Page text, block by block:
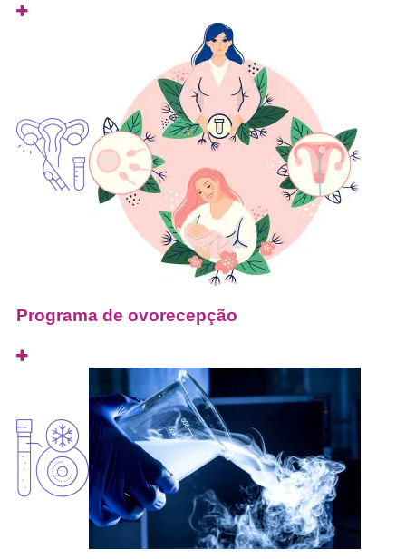
Programa de ovorecepção